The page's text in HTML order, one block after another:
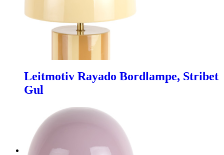
Leitmotiv Rayado Bordlampe, Stribet
Gul